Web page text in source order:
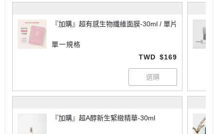
『加購』超有感生物纖維面膜-30ml / 單片
單一規格
TWD $169
『加購』超A醇新生緊緻精華-30ml